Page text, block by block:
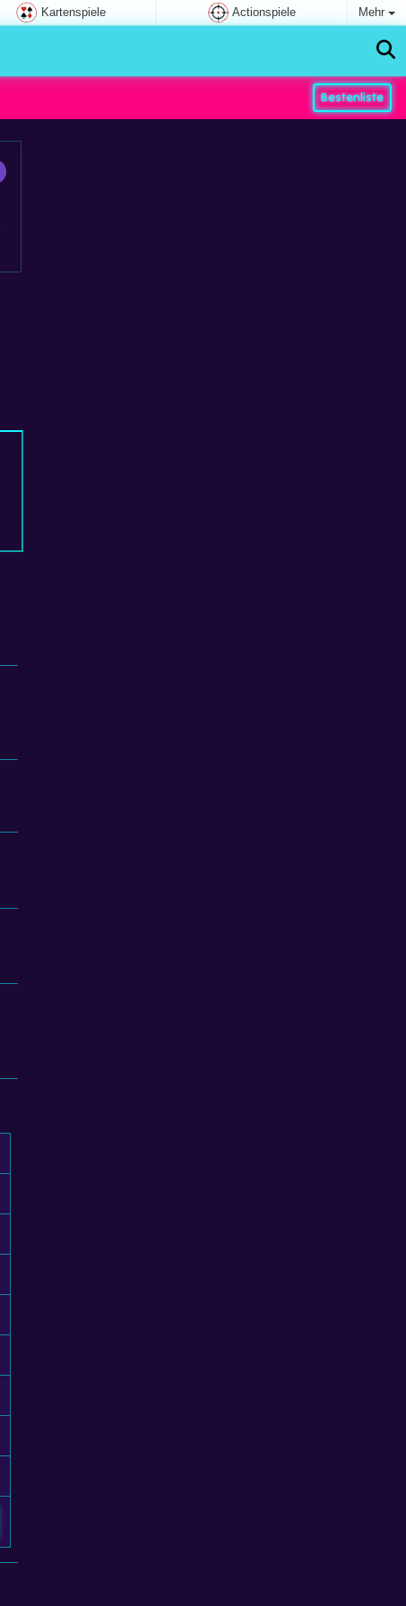
Kartenspiele Actionspiele Mehr
Bestenliste